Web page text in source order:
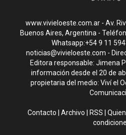
www.vivieloeste.com.ar - Av.
Buenos Aires, Argentina -
Whatsapp:+54 9 11
noticias@vivieloeste.com -
Editora responsable: Jimena
información desde el 20 de
propietaria del medio: Viví el
Contacto |Archivo RSS |